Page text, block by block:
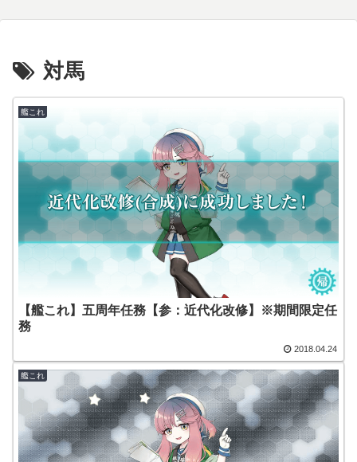
対馬
艦これ
【艦これ】五周年任務【参：近代化改修】※期間限定任
務
2018.04.24
艦これ